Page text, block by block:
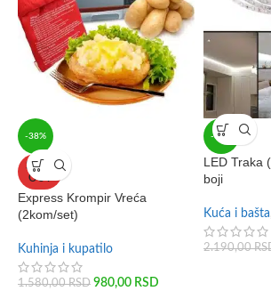
-38%
SOLD
OUT
Express Krompir Vreća
(2kom/set)
Kuhinja i kupatilo
1.580,00RSD 980,00 RSD
-32%
LED Traka
boji
Kuća i bašta
2.190,00